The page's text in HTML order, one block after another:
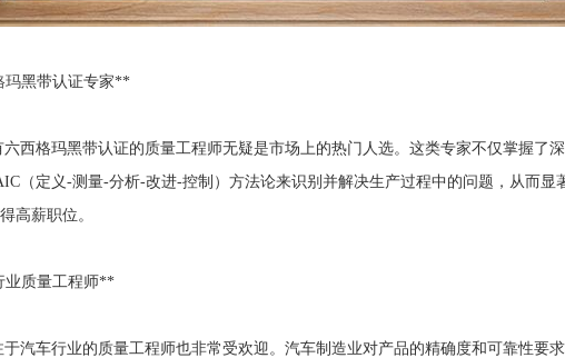
玛黑带认证专家**
六西格玛黑带认证的质量工程师无疑是市场上的热门人选。这类专家不仅掌握了
（定义-测量-分析-改进-控制）方法论来识别并解决生产过程中的问题，从而
高薪职位。
业质量工程师**
于汽车行业的质量工程师也非常受欢迎。汽车制造业对产品的精确度和可靠性要